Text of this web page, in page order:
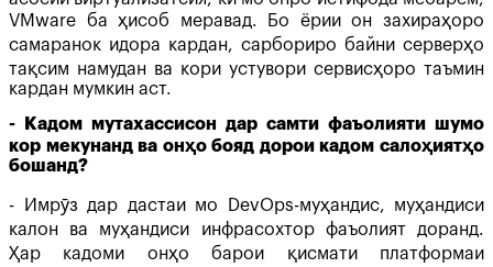
VMware ба ҳисоб меравад. Бо ёрии он захираҳоро
самаранок идора кардан, сарбориро байни серверҳо
тақсим намудан ва кори устувори сервисҳоро таъмин
кардан мумкин аст.
- Кадом мутахассисон дар самти фаъолияти шумо
кор мекунанд ва онҳо бояд дорои кадом салоҳиятҳо
бошанд?
- Имрӯз дар дастаи мо DevOps-муҳандис, муҳандиси
калон ва муҳандиси инфрасохтор фаъолият доранд.
Ҳар кадоми онҳо барои қисмати платформаи